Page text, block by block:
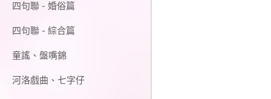
四句聯 - 婚俗篇
四句聯 - 綜合篇
童謠、盤嘴錦
河洛戲曲、七字仔